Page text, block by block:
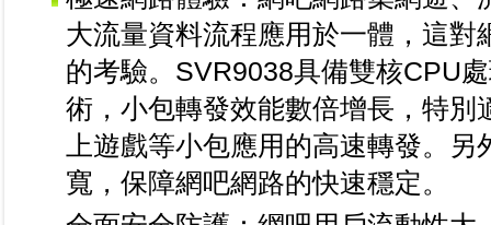
大流量資料流程應用於一體，這
的考驗。SVR9038具備雙核CPU
術，小包轉發效能數倍增長，特
上遊戲等小包應用的高速轉發。
寬，保障網吧網路的快速穩定。